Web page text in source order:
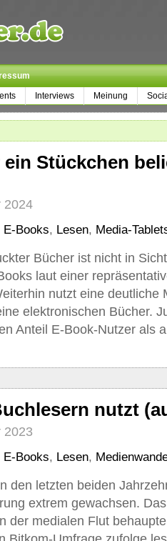
Interviews Meinung
Stückchen
2024
E-Books, Lesen, Media-
Bücher ist nicht in
laut einer
nutzt eine deutliche
elektronischen Bücher.
Anteil E-Book-Nutzer als
nutzt
2023
E-Books, Lesen,
den letzten beiden
extrem gewachsen.
der medialen Flut